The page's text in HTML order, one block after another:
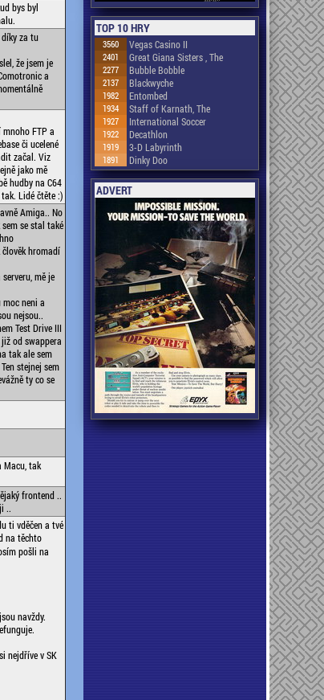
bys byl
díky za tu
že jsem je
a
FTP a
či ucelené
začal. Viz
jako mě
hudby na C64
Lidé čtěte :)
Amiga.. No
se stal také
hromadí
mě je
moc neni a
nejsou..
Test Drive III
od swappera
tak ale sem
stejnej sem
ty co se
Macu, tak
frontend ..
..
ti vděčen a tvé
na těchto
pošli na
navždy.
nejdříve v SK
TOP 10 HRY
3560 Vegas Casino II
2401 Great Giana Sisters , The
2277 Bubble Bobble
2137 Blackwyche
1982 Entombed
1934 Staff of Karnath, The
1927 International Soccer
1922 Decathlon
1919 3-D Labyrinth
1891 Dinky Doo
ADVERT